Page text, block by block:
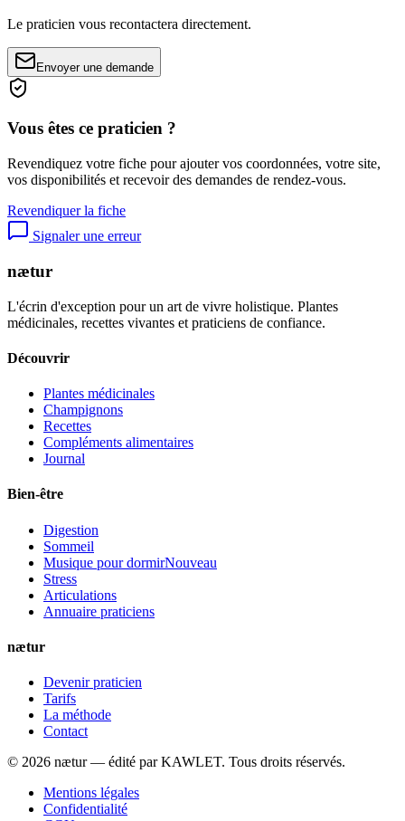
Le praticien vous recontactera directement.
Envoyer une demande
Vous êtes ce praticien ?
Revendiquez votre fiche pour ajouter vos coordonnées, votre site,
vos disponibilités et recevoir des demandes de rendez-vous.
Revendiquer la fiche
Signaler une erreur
nætur
L'écrin d'exception pour un art de vivre holistique. Plantes
médicinales, recettes vivantes et praticiens de confiance.
Découvrir
Plantes médicinales
Champignons
Recettes
Compléments alimentaires
Journal
Bien-être
Digestion
Sommeil
Musique pour dormirNouveau
Stress
Articulations
Annuaire praticiens
nætur
Devenir praticien
Tarifs
La méthode
Contact
© 2026 nætur — édité par KAWLET. Tous droits réservés.
Mentions légales
Confidentialité